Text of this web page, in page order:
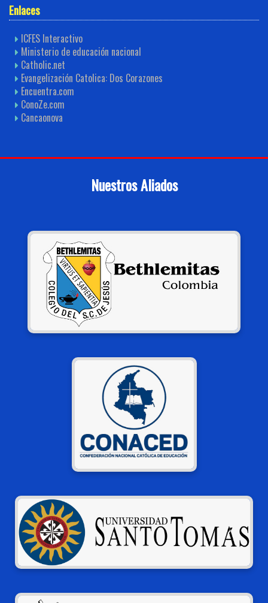
Enlaces
ICFES Interactivo
Ministerio de educación nacional
Catholic.net
Evangelización Catolica: Dos Corazones
Encuentra.com
ConoZe.com
Cancaonova
Nuestros Aliados